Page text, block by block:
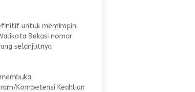
untuk memimpin
Bekasi nomor
selanjutnya
Kompetensi Keahlian